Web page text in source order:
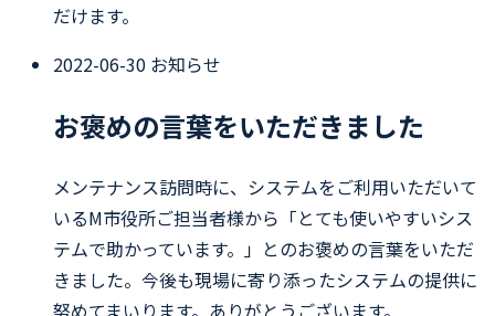
だけます。
2022-06-30 お知らせ
お褒めの言葉をいただきました
メンテナンス訪問時に、システムをご利用いただいて
いるM市役所ご担当者様から「とても使いやすいシス
テムで助かっています。」とのお褒めの言葉をいただ
きました。今後も現場に寄り添ったシステムの提供に
努めてまいります。ありがとうございます。